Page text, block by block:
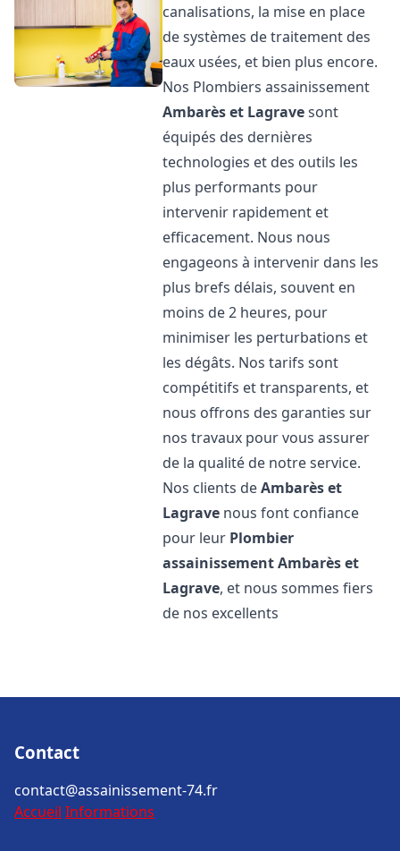
canalisations, la mise en place
de systèmes de traitement des
eaux usées, et bien plus encore.
Nos Plombiers assainissement
Ambarès et Lagravesont
équipés des dernières
technologies et des outils les
plus performants pour
intervenir rapidement et
efficacement. Nous nous
engageons à intervenir dans les
plus brefs délais, souvent en
moins de 2 heures, pour
minimiser les perturbations et
les dégâts. Nos tarifs sont
compétitifs et transparents, et
nous offrons des garanties sur
nos travaux pour vous assurer
de la qualité de notre service.
Nos clients deAmbarès et
Lagrave nous font confiance
pour leur Plombier
assainissementAmbarès et
Lagrave, et nous sommes fiers
de nos excellents
Contact
contact@assainissement-74.fr
Accueil Informations